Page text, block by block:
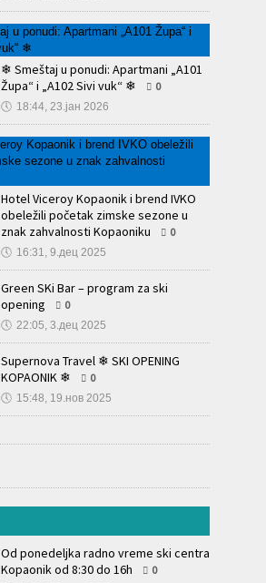
❄ Smeštaj u ponudi: Apartmani „A101
Župa“ i „A102 Sivi vuk“ ❄
0
🕔 18:44, 23.јан 2026
Hotel Viceroy Kopaonik i brend IVKO
obeležili početak zimske sezone u
znak zahvalnosti Kopaoniku
0
🕔 16:31, 9.дец 2025
Green SKi Bar – program za ski
opening
0
🕔 22:05, 3.дец 2025
Supernova Travel ❄ SKI OPENING
KOPAONIK ❄
0
🕔 15:48, 19.нов 2025
Od ponedeljka radno vreme ski centra
Kopaonik od 8:30 do 16h
0